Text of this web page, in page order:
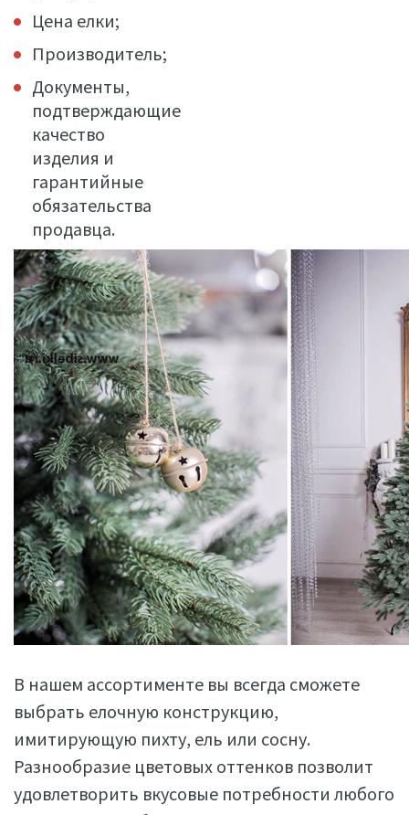
Цена елки;
Производитель;
Документы,
подтверждающие
качество
изделия и
гарантийные
обязательства
продавца.
В нашем ассортименте вы всегда сможете
выбрать елочную конструкцию,
имитирующую пихту, ель или сосну.
Разнообразие цветовых оттенков позволит
удовлетворить вкусовые потребности любого